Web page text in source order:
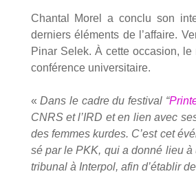
Chan­tal Morel a conclu son
der­niers élé­ments de l’affaire.
Pinar Selek. À cette occa­sion,
confé­rence uni­ver­si­taire.
«Dans le cadre du fes­ti­val “
CNRS et l’IRD et en lien avec
des femmes kurdes. C’est cet
sé par le PKK, qui a don­né lieu à
tri­bu­nal à Inter­pol, afin d’établir